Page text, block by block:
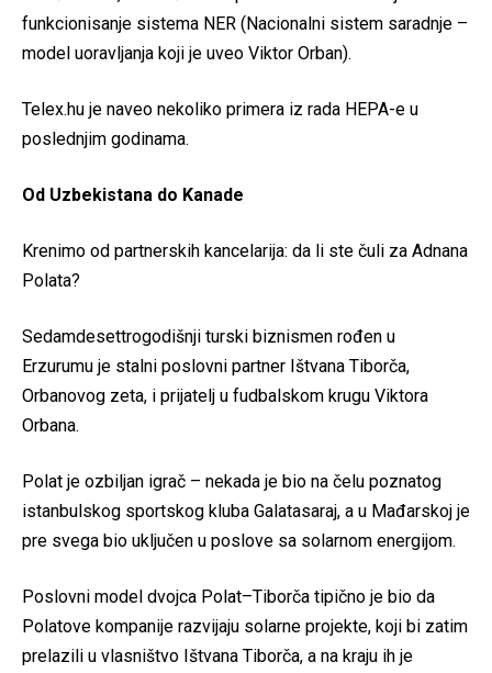
funkcionisanje sistema NER (Nacionalni sistem saradnje –
model uoravljanja koji je uveo Viktor Orban).
Telex.hu je naveo nekoliko primera iz rada HEPA-e u
poslednjim godinama.
Od Uzbekistana do Kanade
Krenimo od partnerskih kancelarija: da li ste čuli za Adnana
Polata?
Sedamdesettrogodišnji turski biznismen rođen u
Erzurumu je stalni poslovni partner Ištvana Tiborča,
Orbanovog zeta, i prijatelj u fudbalskom krugu Viktora
Orbana.
Polat je ozbiljan igrač – nekada je bio na čelu poznatog
istanbulskog sportskog kluba Galatasaraj, a u Mađarskoj je
pre svega bio uključen u poslove sa solarnom energijom.
Poslovni model dvojca Polat–Tiborča tipično je bio da
Polatove kompanije razvijaju solarne projekte, koji bi zatim
prelazili u vlasništvo Ištvana Tiborča, a na kraju ih je